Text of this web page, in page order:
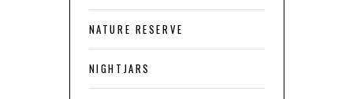
NATURE RESERVE
NIGHTJARS